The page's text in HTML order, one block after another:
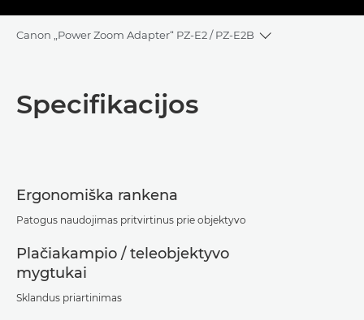
Canon „Power Zoom Adapter“ PZ-E2 / PZ-E2B
Toggle
Specifikacijos
Specifikacijos
Ergonomiška rankena
Patogus naudojimas pritvirtinus prie objektyvo
Plačiakampio / teleobjektyvo
mygtukai
Sklandus priartinimas